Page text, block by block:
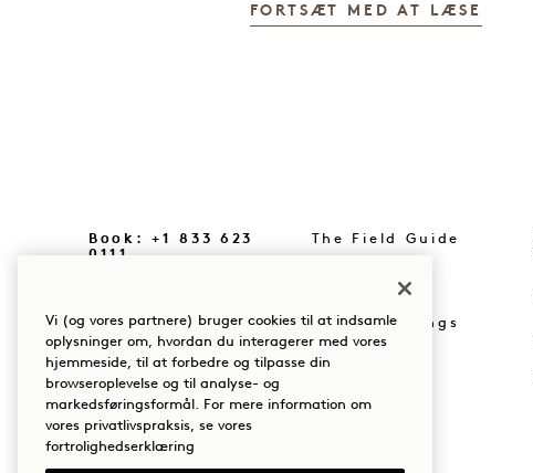
FORTSÆT MED AT LÆSE
Book: +1 833 623
0111
Vores historie
Bæredygtighed
The Field Guide
Køb Goodthings
Mission
Vi (og vores partnere) bruger cookies til at indsamle
oplysninger om, hvordan du interagerer med vores
hjemmeside, til at forbedre og tilpasse din
browseroplevelse og til analyse- og
markedsføringsformål. For mere information om
vores privatlivspraksis, se vores
fortrolighedserklæring